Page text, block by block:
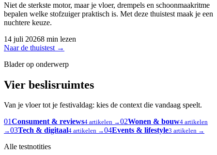
Niet de sterkste motor, maar je vloer, drempels en schoonmaakritme
bepalen welke stofzuiger praktisch is. Met deze thuistest maak je een
nuchtere keuze.
14 juli 20268 min lezen
Naar de thuistest →
Blader op onderwerp
Vier beslisruimtes
Van je vloer tot je festivaldag: kies de context die vandaag speelt.
01Consument & reviews4 artikelen →02Wonen & bouw4 artikelen
→03Tech & digitaal4 artikelen →04Events & lifestyle3 artikelen →
Alle testnotities